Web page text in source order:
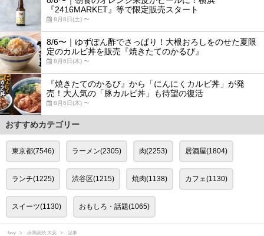
『2416MARKET』等で限定販売スタート
8月8日(土) 〜
8/6〜｜ゆずぽん酢でさっぱり！大根おろしをのせた夏限
定のカルビ丼を販売『焼きたてのかるび』
8月6日(木) 〜
『焼きたてのかるび』から「にんにくカルビ丼」が発
売！大人気の「豚カルビ丼」も待望の復活
8月6日(木) 〜
おすすめカテゴリー
東京都(7546) ラーメン(2305) 肉(2253) 居酒屋(1804)
ランチ(1225) 渋谷区(1215) 焼肉(1138) カフェ(1130)
スイーツ(1130) おもしろ・話題(1065)
favy 赤鶏炭焼 大安 記事